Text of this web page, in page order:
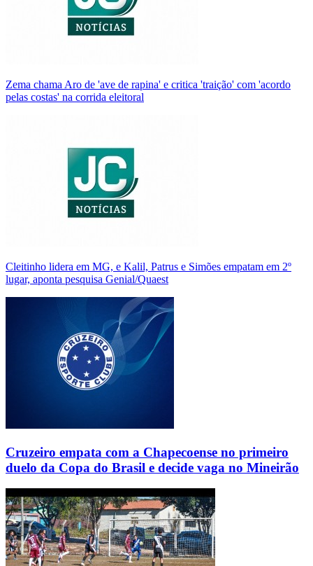
Zema chama Aro de 'ave de rapina' e critica 'traição' com 'acordo
pelas costas' na corrida eleitoral
Cleitinho lidera em MG, e Kalil, Patrus e Simões empatam em 2º
lugar, aponta pesquisa Genial/Quaest
Cruzeiro empata com a Chapecoense no primeiro
duelo da Copa do Brasil e decide vaga no Mineirão